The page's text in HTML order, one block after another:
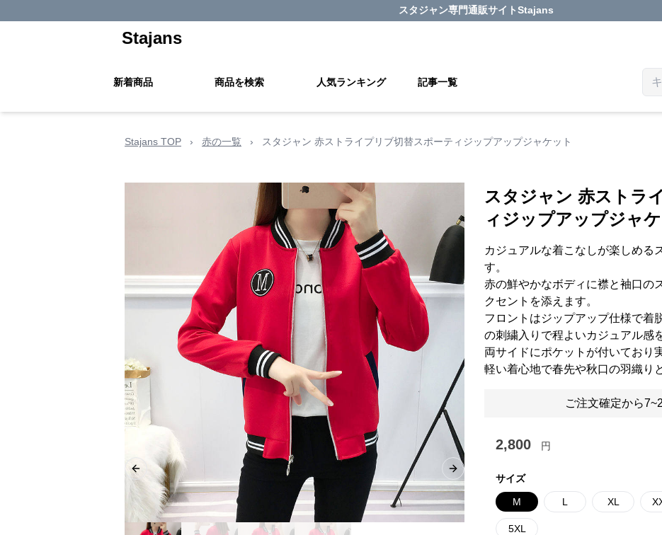
スタジャン専門通販サイトStajans
Stajans
新着商品 商品を検索 人気ランキング 記事一覧
Stajans TOP › 赤の一覧 › スタジャン 赤ストライプリブ切替スポーティジップアップジャケット
Previous slide Next slide
スタジャン 赤ストラ
ィジップアップジャ
カジュアルな着こなしが楽しめる
す。
赤の鮮やかなボディに襟と袖口の
クセントを添えます。
フロントはジップアップ仕様で着
の刺繍入りで程よいカジュアル感
両サイドにポケットが付いており
軽い着心地で春先や秋口の羽織り
ご注文確定から
2,800 円
サイズ
M L XL
5XL